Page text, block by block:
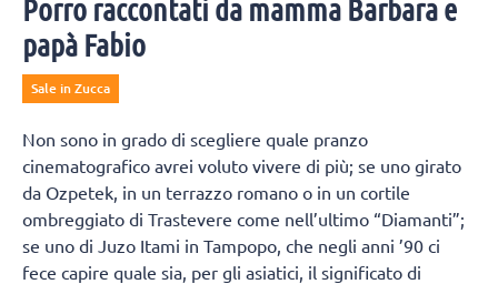
Porro raccontati da mamma Barbara e
papà Fabio
Sale in Zucca
Non sono in grado di scegliere quale pranzo
cinematografico avrei voluto vivere di più; se uno girato
da Ozpetek, in un terrazzo romano o in un cortile
ombreggiato di Trastevere come nell’ultimo “Diamanti”;
se uno di Juzo Itami in Tampopo, che negli anni ’90 ci
fece capire quale sia, per gli asiatici, il significato di